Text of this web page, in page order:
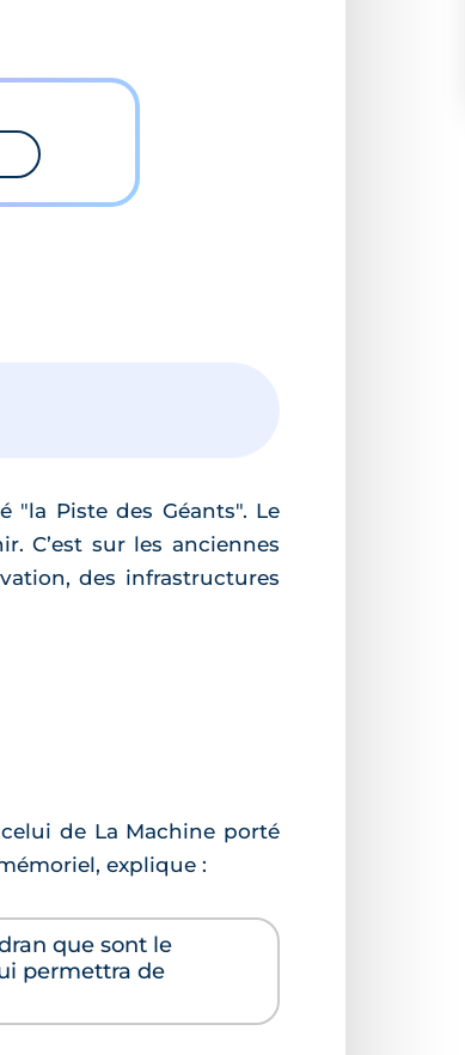
"la Piste des Géants". Le
C’est sur les anciennes
des infrastructures
de La Machine porté
explique :
que sont le
permettra de